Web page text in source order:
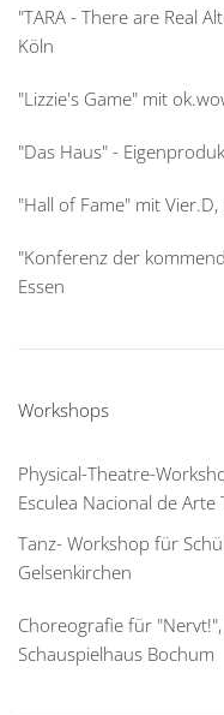
"TARA - There are Real
Köln
"Lizzie's Game" mit
"Das Haus" -
"Hall of Fame" mit
"Konferenz der
Essen
Workshops
Physical-Theatre-
Esculea Nacional de
Tanz- Workshop für
Gelsenkirchen
Choreografie für
Schauspielhaus Bochum